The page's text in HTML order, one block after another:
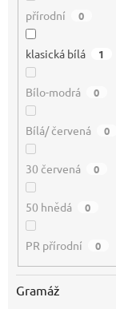
přírodní 0
klasická bílá 1
Bílo-modrá 0
Bílá/ červená 0
30 červená 0
50 hnědá 0
PR přírodní 0
Gramáž